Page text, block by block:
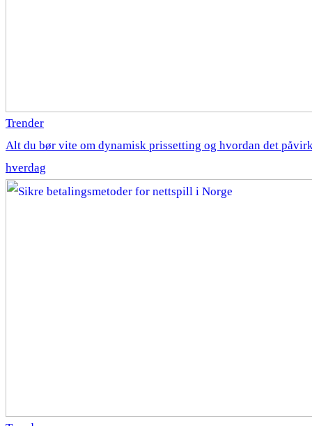
Trender
Alt du bør vite om dynamisk prissetting og hvordan det
hverdag